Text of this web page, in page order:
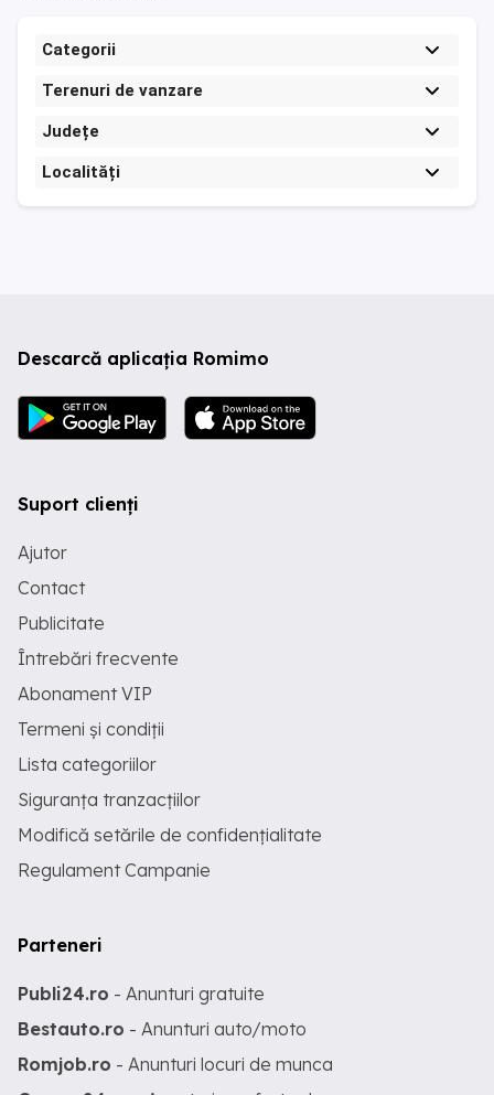
Categorii
Terenuri de vanzare
Județe
Localități
Descarcă aplicația Romimo
Suport clienți
Ajutor
Contact
Publicitate
Întrebări frecvente
Abonament VIP
Termeni și condiții
Lista categoriilor
Siguranța tranzacțiilor
Modifică setările de confidențialitate
Regulament Campanie
Parteneri
Publi24.ro - Anunturi gratuite
Bestauto.ro - Anunturi auto/moto
Romjob.ro - Anunturi locuri de munca